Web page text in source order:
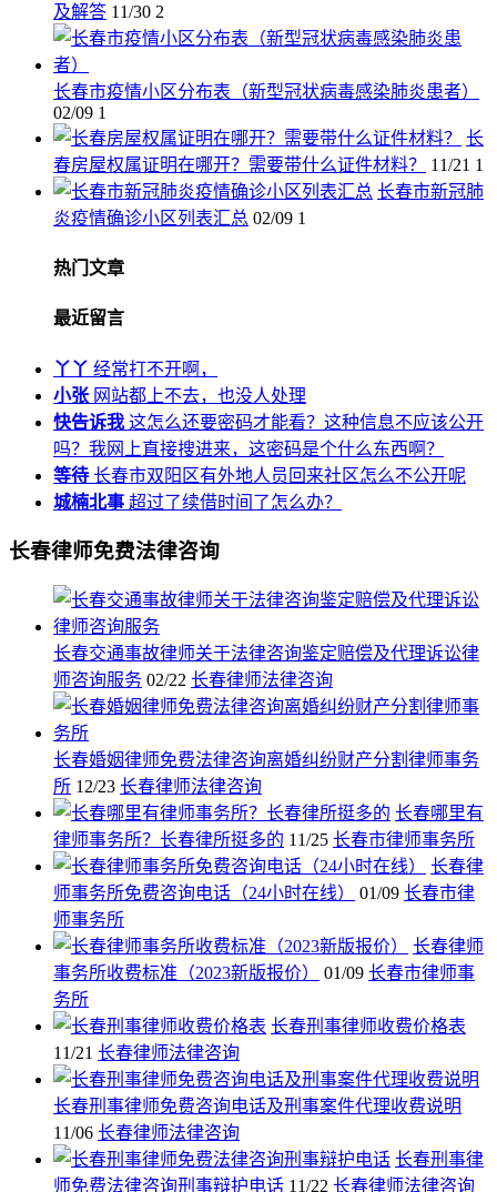
及解答 11/30 2
长春市疫情小区分布表（新型冠状病毒感染肺炎患者）
02/09 1
长
春房屋权属证明在哪开？需要带什么证件材料？
11/21 1
长春市新冠肺
炎疫情确诊小区列表汇总 02/09 1
热门文章
最近留言
丫丫 经常打不开啊，
小张 网站都上不去，也没人处理
快告诉我 这怎么还要密码才能看？这种信息不应该公开
吗？我网上直接搜进来，这密码是个什么东西啊？
等待 长春市双阳区有外地人员回来社区怎么不公开呢
城楠北事 超过了续借时间了怎么办？
长春律师免费法律咨询
长春交通事故律师关于法律咨询鉴定赔偿及代理诉讼律
师咨询服务 02/22 长春律师法律咨询
长春婚姻律师免费法律咨询离婚纠纷财产分割律师事务
所 12/23 长春律师法律咨询
长春哪里有
律师事务所？长春律所挺多的 11/25 长春市律师事务所
长春律
师事务所免费咨询电话（24小时在线）
01/09 长春市律
师事务所
长春律师
事务所收费标准（2023新版报价）
01/09 长春市律师事
务所
长春刑事律师收费价格表
11/21 长春律师法律咨询
长春刑事律师免费咨询电话及刑事案件代理收费说明
11/06 长春律师法律咨询
长春刑事律
师免费法律咨询刑事辩护电话 11/22 长春律师法律咨询